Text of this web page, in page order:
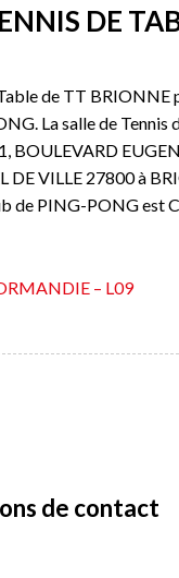
DE
de TT BRIONNE
La salle de Tennis
BOULEVARD
DE VILLE 27800 à
de PING-PONG est
– L09
de contact